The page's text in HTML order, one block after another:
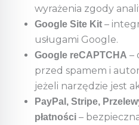
wyrażenia zgody
Google Site Kit –
usługami Google.
Google reCAPTCHA –
przed spamem i
jeżeli narzędzie jest
PayPal, Stripe,
płatności –